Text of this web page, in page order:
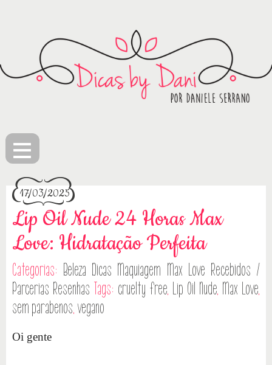
≡
17/03/2025
Lip Oil Nude 24 Horas Max
Love: Hidratação Perfeita
Categorias: Beleza Dicas Maquiagem Max Love Recebidos /
Parcerias Resenhas Tags: cruelty free, Lip Oil Nude, Max Love,
sem parabenos,vegano
Oi gente